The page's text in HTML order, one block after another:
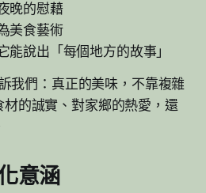
晚的慰藉
美食藝術
能說出「每個地方的故事」
我們：真正的美味，不靠複雜
的誠實、對家鄉的熱愛，還
意涵